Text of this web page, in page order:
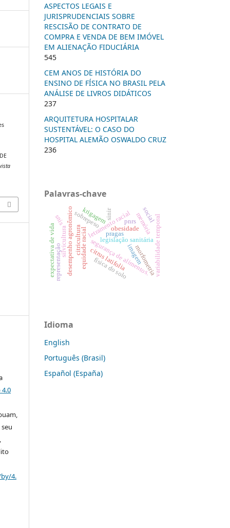
4.
ASPECTOS LEGAIS E
JURISPRUDENCIAIS SOBRE
RESCISÃO DE CONTRATO DE
COMPRA E VENDA DE BEM IMÓVEL
EM ALIENAÇÃO FIDUCIÁRIA
545
CEM ANOS DE HISTÓRIA DO
ENSINO DE FÍSICA NO BRASIL PELA
ANÁLISE DE LIVROS DIDÁTICOS
237
ARQUITETURA HOSPITALAR
SUSTENTÁVEL: O CASO DO
HOSPITAL ALEMÃO OSWALDO CRUZ
236
Palavras-chave
equidade racial
letramento racial
segurança de alimentos.
legislação sanitária
citrus latifolia
citricultura
desempenho agronômico pragas
morfometria
silvicultura
sobrepeso obesidade
física do solo
krigagem variabilidade temporal
pnrs
snis sinir memória
imagem
representação
social
expectativa de vida
Idioma
English
Português (Brasil)
Español (España)